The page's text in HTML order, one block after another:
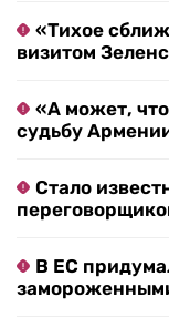
«Тихое
визитом
«А может,
судьбу
Стало
В ЕС